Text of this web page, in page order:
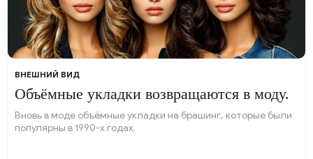
ВНЕШНИЙ ВИД
Объёмные укладки возвращаются в моду.
Вновь в моде объёмные укладки на брашинг, которые были
популярны в 1990-х годах.